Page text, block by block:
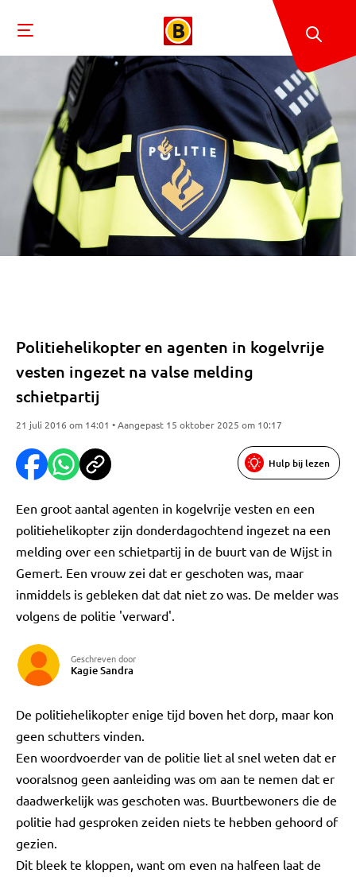
Politiehelikopter en agenten in kogelvrije
vesten ingezet na valse melding
schietpartij
21 juli 2016 om 14:01 • Aangepast 15 oktober 2025 om 10:17
Hulp bij lezen
Een groot aantal agenten in kogelvrije vesten en een
politiehelikopter zijn donderdagochtend ingezet na een
melding over een schietpartij in de buurt van de Wijst in
Gemert. Een vrouw zei dat er geschoten was, maar
inmiddels is gebleken dat dat niet zo was. De melder was
volgens de politie 'verward'.
Geschreven door
Kagie Sandra
De politiehelikopter enige tijd boven het dorp, maar kon
geen schutters vinden.
Een woordvoerder van de politie liet al snel weten dat er
vooralsnog geen aanleiding was om aan te nemen dat er
daadwerkelijk was geschoten was. Buurtbewoners die de
politie had gesproken zeiden niets te hebben gehoord of
gezien.
Dit bleek te kloppen, want om even na halfeen laat de